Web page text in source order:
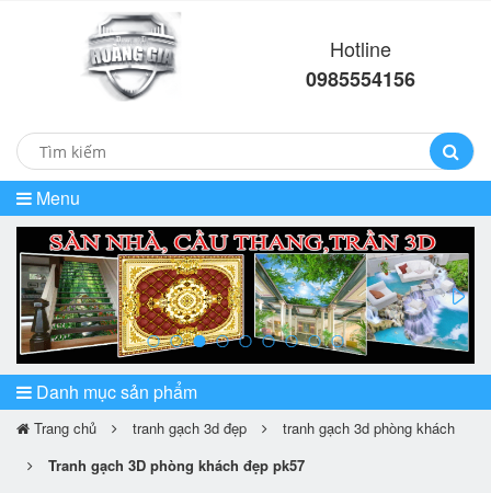
Hotline
0985554156
Menu
prev
Danh mục sản phẩm
Trang chủ tranh gạch 3d đẹp
tranh gạch 3d phòng khách
Tranh gạch 3D phòng khách đẹp pk57